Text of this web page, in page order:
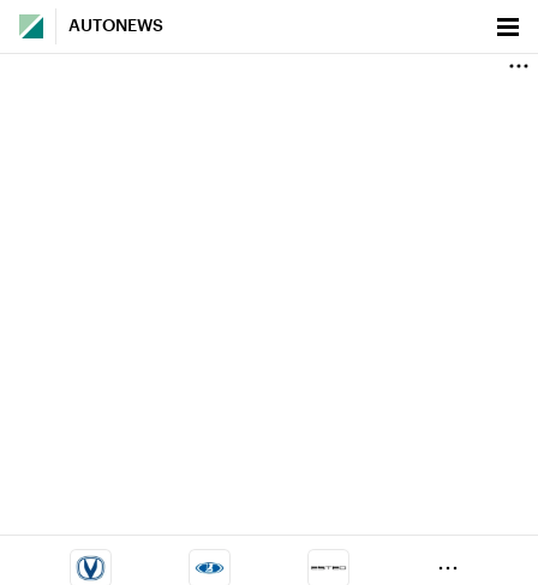
AUTONEWS